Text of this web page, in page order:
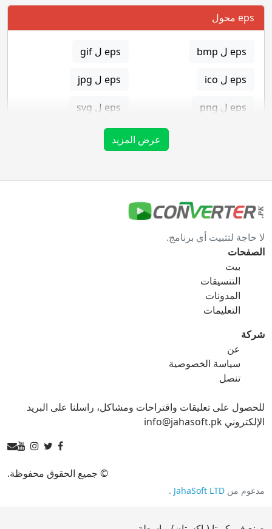
eps محول
eps ل bmp eps ل gif
eps ل ico eps ل jpg
eps ل png eps ل svg
gif محول
gif ل bmp
gif ل ico
gif ل png
gif ل tga
ico ل bmp
ico ل gif ico ل jpg
عرض المزيد
لا حاجة لتثبيت أي برنامج.
الصفحات
بيت
التنسيقات
المدونات
التعليمات
شركة
عن
سياسة الخصوصية
تنصل
للحصول على تعليقات واقتراحات ومشاكل، راسلنا على البريد
الإلكتروني info@jahasoft.pk
© جميع الحقوق محفوظة.
مدعوم من JahaSoft LTD
.